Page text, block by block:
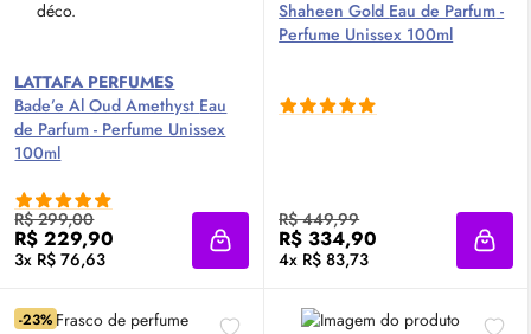
LATTAFA PERFUMES
Bade’e Al Oud Amethyst Eau
de Parfum - Perfume Unissex
100ml
R$ 299,00
R$ 229,90
3x R$ 76,63 Adicionar à sacola
Shaheen Gold Eau de Parfum -
Perfume Unissex 100ml
R$ 449,99
R$ 334,90
4x R$ 83,73
-23%